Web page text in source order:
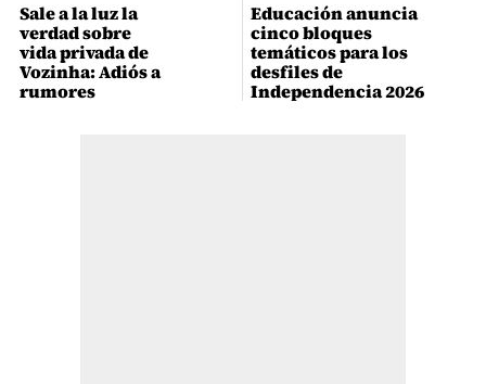
Sale a la luz la
verdad sobre
vida privada de
Vozinha: Adiós a
rumores
Educación anuncia
cinco bloques
temáticos para los
desfiles de
Independencia 2026